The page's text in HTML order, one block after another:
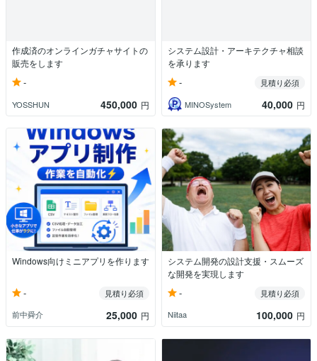
作成済のオンラインガチャサイトの
販売をします
-
YOSSHUN 450,000 円
システム設計・アーキテクチャ相談
を承ります
-
見積り必須
MINOSystem
40,000 円
Windows向けミニアプリを作ります
-
見積り必須
前中舜介
25,000 円
システム開発の設計支援・スムーズ
な開発を実現します
-
見積り必須
Niitaa
100,000 円